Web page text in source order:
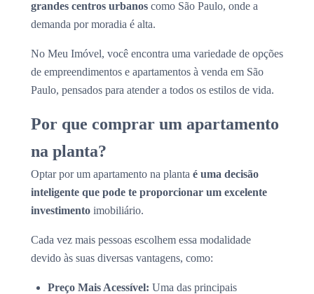
grandes centros urbanos como São Paulo, onde a
demanda por moradia é alta.
No Meu Imóvel, você encontra uma variedade de opções
de empreendimentos e apartamentos à venda em São
Paulo, pensados para atender a todos os estilos de vida.
Por que comprar um apartamento
na planta?
Optar por um apartamento na planta é uma decisão
inteligente que pode te proporcionar um excelente
investimento imobiliário.
Cada vez mais pessoas escolhem essa modalidade
devido às suas diversas vantagens, como:
Preço Mais Acessível: Uma das principais